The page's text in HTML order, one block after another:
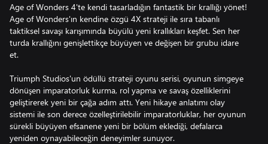
Age of Wonders 4'te kendi tasarladığın fantastik bir krallığı yönet!
Age of Wonders'ın kendine özgü 4X strateji ile sıra tabanlı
taktiksel savaşı karışımında büyülü yeni krallıkları keşfet. Sen her
turda krallığını genişlettikçe büyüyen ve değişen bir grubu idare
et.
Triumph Studios'un ödüllü strateji oyunu serisi, oyunun simgeye
dönüşen imparatorluk kurma, rol yapma ve savaş özelliklerini
geliştirerek yeni bir çağa adım attı. Yeni hikaye anlatımı olay
sistemi ile son derece özelleştirilebilir imparatorluklar, her oyunun
sürekli büyüyen efsanene yeni bir bölüm eklediği, defalarca
yeniden oynayabileceğin deneyimler sunuyor.